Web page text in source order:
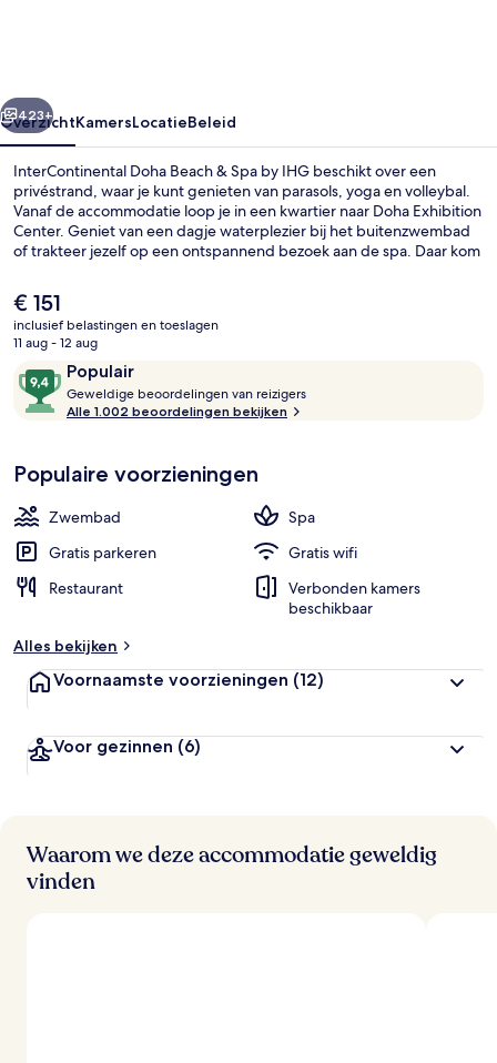
IHG
Volgende
423+
OverzichtKamersLocatieBeleid
InterContinental Doha Beach & Spa by IHG beschikt over een
privéstrand, waar je kunt genieten van parasols, yoga en volleybal.
Vanaf de accommodatie loop je in een kwartier naar Doha Exhibition
Center. Geniet van een dagje waterplezier bij het buitenzwembad
of trakteer jezelf op een ontspannend bezoek aan de spa. Daar kom
ayurvedische behandelingen. Je kunt eten bij een van de 7
restaurants en bij de 2 bars/lounges kun je genieten van een
verkoelend drankje. Dit hotel in luxe stijl heeft ook topfaciliteiten
zoals een nachtclub, een bar aan het zwembad en een 24-uurs
fitnesscentrum. Andere reizigers zijn erg te spreken over het
behulpzame personeel en de ligging aan het strand. Het openbaar
vervoer vind je vlakbij: het is maar 11 lopen naar Station Al Qassar.
De
huidige
prijs
€ 151
€ 151
inclusief belastingen en toeslagen
11 aug - 12 aug
Beoordelingen
Populair
9,4
van
10,
Geweldige beoordelingen van reizigers
i
e
b
e
r
d
l
Alle 1.002 beoordelingen bekijken
Populaire voorzieningen
Zwembad
Spa
Gratis parkeren
Gratis wifi
Restaurant
Verbonden kamers
beschikbaar
Alles bekijken
Voornaamste voorzieningen (12)
Voor gezinnen (6)
Waarom we deze accommodatie geweldig
vinden